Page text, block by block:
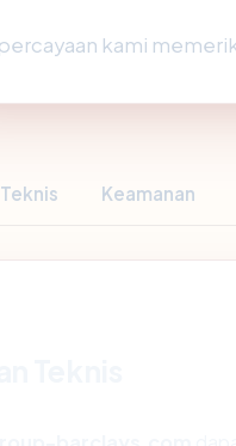
kami
Teknis Keamanan